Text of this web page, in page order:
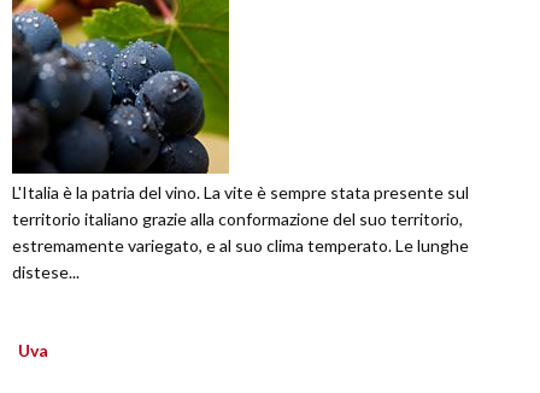
L'Italia è la patria del vino. La vite è sempre stata presente sul
territorio italiano grazie alla conformazione del suo territorio,
estremamente variegato, e al suo clima temperato. Le lunghe
distese...
Uva